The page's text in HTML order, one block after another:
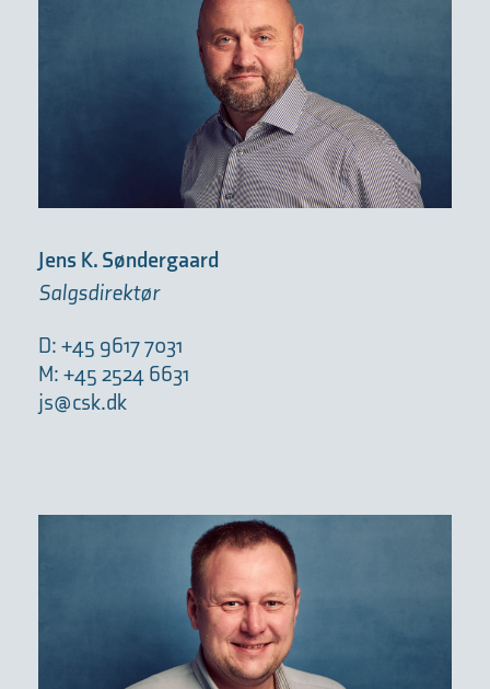
Jens K. Søndergaard
Salgsdirektør
D: +45 9617 7031
M: +45 2524 6631
js@csk.dk